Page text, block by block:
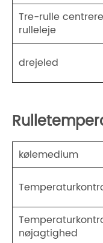
Tre-rulle
rulleleje
drejeled
kølemedium
nøjagtighed